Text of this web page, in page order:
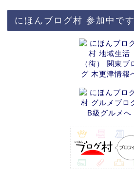
にほんブログ村 参加中です